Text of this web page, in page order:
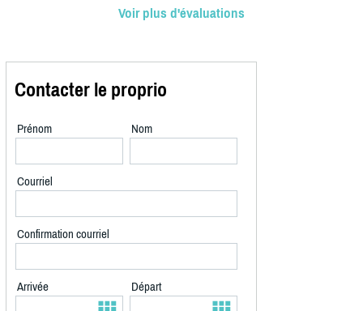
Voir plus d'évaluations
Contacter le proprio
Prénom Nom
Courriel
Confirmation courriel
Arrivée Départ